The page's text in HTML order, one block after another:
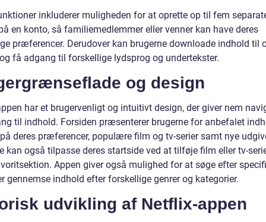
inkluderer muligheden for at oprette op til fem
en konto, så familiemedlemmer eller venner kan have deres
præferencer. Derudover kan brugerne downloade indhold til
få adgang til forskellige lydsprog og undertekster.
og design
har et brugervenligt og intuitivt design, der giver nem
til indhold. Forsiden præsenterer brugerne for anbefalet
deres præferencer, populære film og tv-serier samt nye
kan også tilpasse deres startside ved at tilføje film eller tv-
Appen giver også mulighed for at søge efter
gennemse indhold efter forskellige genrer og kategorier.
udvikling af Netflix-appen